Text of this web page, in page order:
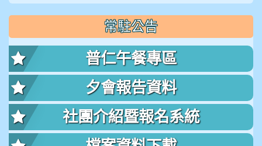
常駐公告
普仁午餐專區
夕會報告資料
社團介紹暨報名系統